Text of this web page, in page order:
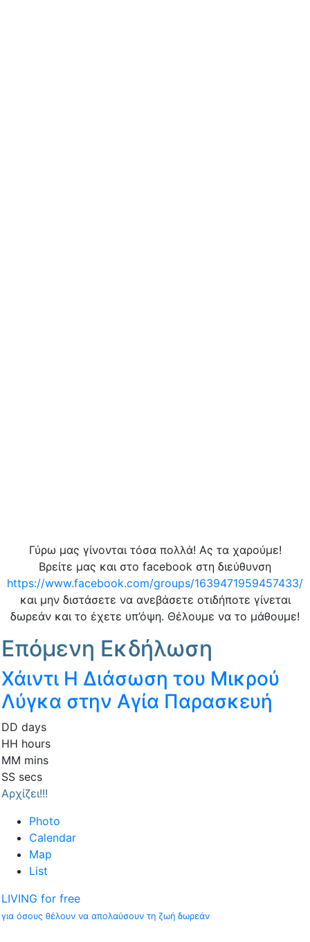
Γύρω μας γίνονται τόσα πολλά! Ας τα χαρούμε!
Βρείτε μας και στο facebook στη διεύθυνση
https://www.facebook.com/groups/1639471959457433/
και μην διστάσετε να ανεβάσετε οτιδήποτε γίνεται
δωρεάν και το έχετε υπ’όψη. Θέλουμε να το μάθουμε!
Επόμενη Εκδήλωση
Χάιντι Η Διάσωση του Μικρού
Λύγκα στην Αγία Παρασκευή
DD days
HH hours
MM mins
SS secs
Αρχίζει!!!
Photo
Calendar
Map
List
LIVING for free
για όσους θέλουν να απολαύσουν τη ζωή δωρεάν